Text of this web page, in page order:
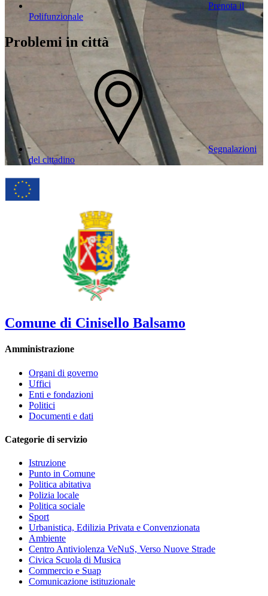
Prenota il
Polifunzionale
Problemi in città
Segnalazioni
del cittadino
Comune di Cinisello Balsamo
Amministrazione
Organi di governo
Uffici
Enti e fondazioni
Politici
Documenti e dati
Categorie di servizio
Istruzione
Punto in Comune
Politica abitativa
Polizia locale
Politica sociale
Sport
Urbanistica, Edilizia Privata e Convenzionata
Ambiente
Centro Antiviolenza VeNuS, Verso Nuove Strade
Civica Scuola di Musica
Commercio e Suap
Comunicazione istituzionale